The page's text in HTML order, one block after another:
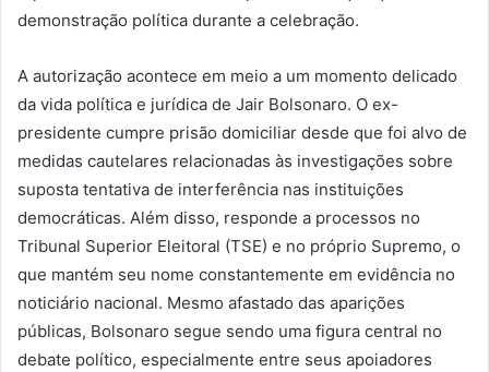
demonstração política durante a celebração.
A autorização acontece em meio a um momento delicado
da vida política e jurídica de Jair Bolsonaro. O ex-
presidente cumpre prisão domiciliar desde que foi alvo de
medidas cautelares relacionadas às investigações sobre
suposta tentativa de interferência nas instituições
democráticas. Além disso, responde a processos no
Tribunal Superior Eleitoral (TSE) e no próprio Supremo, o
que mantém seu nome constantemente em evidência no
noticiário nacional. Mesmo afastado das aparições
públicas, Bolsonaro segue sendo uma figura central no
debate político, especialmente entre seus apoiadores